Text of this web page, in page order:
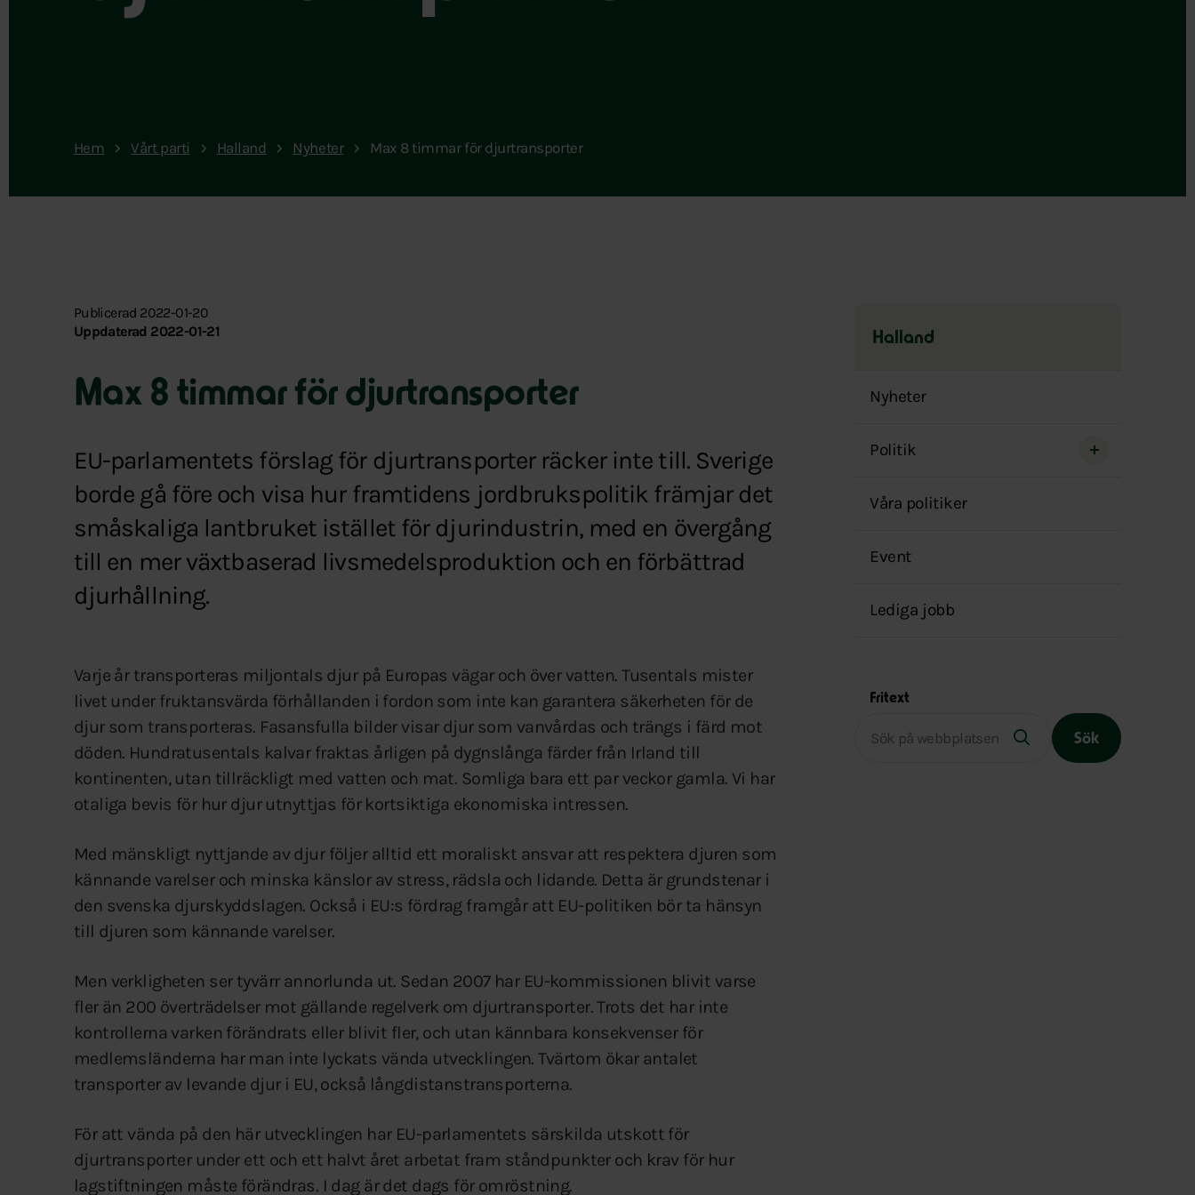
Hem Vårt parti Halland Nyheter Max 8 timmar för djurtransporter
Publicerad 2022-01-20
Uppdaterad 2022-01-21
Max 8 timmar för djurtransporter
EU-parlamentets förslag för djurtransporter räcker inte till. Sverige
borde gå före och visa hur framtidens jordbrukspolitik främjar det
småskaliga lantbruket istället för djurindustrin, med en övergång
till en mer växtbaserad livsmedelsproduktion och en förbättrad
djurhållning.
Varje år transporteras miljontals djur på Europas vägar och över vatten. Tusentals mister
livet under fruktansvärda förhållanden i fordon som inte kan garantera säkerheten för de
djur som transporteras. Fasansfulla bilder visar djur som vanvårdas och trängs i färd mot
döden. Hundratusentals kalvar fraktas årligen på dygnslånga färder från Irland till
kontinenten, utan tillräckligt med vatten och mat. Somliga bara ett par veckor gamla. Vi har
otaliga bevis för hur djur utnyttjas för kortsiktiga ekonomiska intressen.
Med mänskligt nyttjande av djur följer alltid ett moraliskt ansvar att respektera djuren som
kännande varelser och minska känslor av stress, rädsla och lidande. Detta är grundstenar i
den svenska djurskyddslagen. Också i EU:s fördrag framgår att EU-politiken bör ta hänsyn
till djuren som kännande varelser.
Men verkligheten ser tyvärr annorlunda ut. Sedan 2007 har EU-kommissionen blivit varse
fler än 200 överträdelser mot gällande regelverk om djurtransporter. Trots det har inte
kontrollerna varken förändrats eller blivit fler, och utan kännbara konsekvenser för
medlemsländerna har man inte lyckats vända utvecklingen. Tvärtom ökar antalet
transporter av levande djur i EU, också långdistanstransporterna.
För att vända på den här utvecklingen har EU-parlamentets särskilda utskott för
djurtransporter under ett och ett halvt året arbetat fram ståndpunkter och krav för hur
lagstiftningen måste förändras. I dag är det dags för omröstning.
Halland
över
menyn
Nyheter
Politik
Våra politiker
Event
Lediga jobb
Fritext
Sök